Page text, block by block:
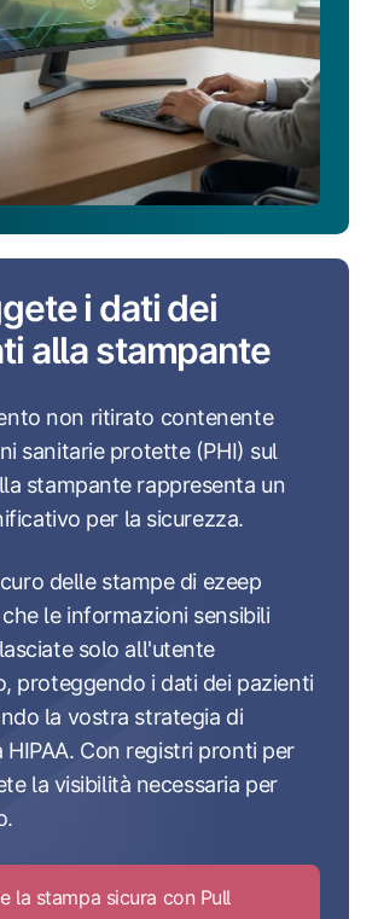
settore
sanitario
i dati dei
alla stampante
non ritirato contenente
sanitarie protette (PHI) sul
stampante rappresenta un
per la sicurezza.
delle stampe di ezeep
le informazioni sensibili
solo all'utente
proteggendo i dati dei pazienti
la vostra strategia di
Con registri pronti per
la visibilità necessaria per
la stampa sicura con Pull